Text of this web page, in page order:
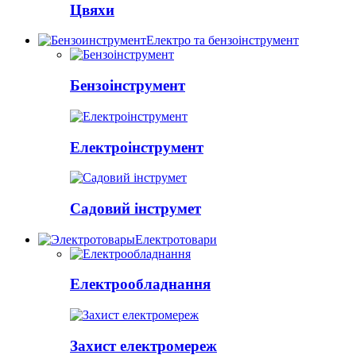
Цвяхи
Електро та бензоінструмент
Бензоінструмент
Електроінструмент
Садовий інструмет
Електротовари
Електрообладнання
Захист електромереж